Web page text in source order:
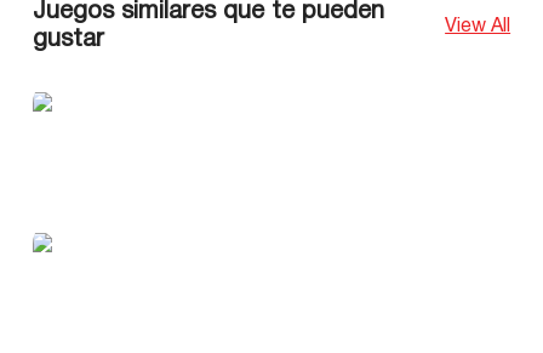
Juegos similares que te pueden
gustar
View All